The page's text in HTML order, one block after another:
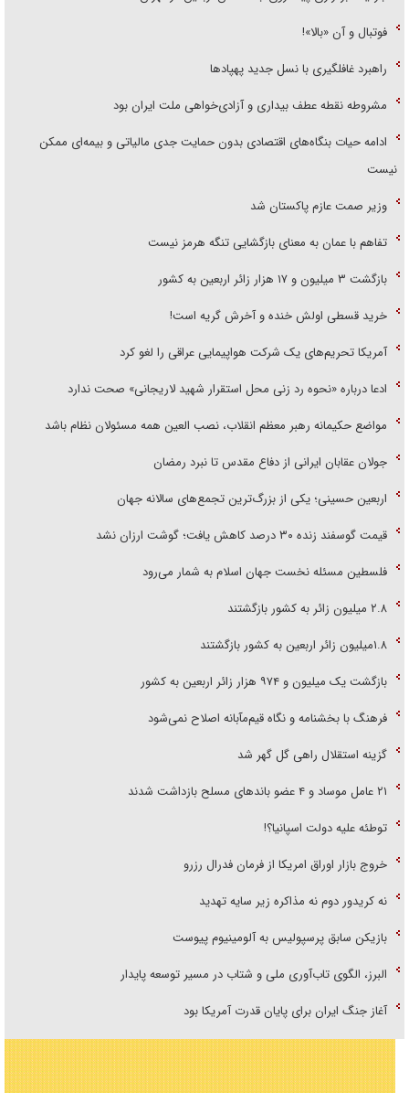
فوتبال و آن «بالا»!
راهبرد غافلگیری با نسل جدید پهپاد‌ها
مشروطه نقطه عطف بیداری و آزادی‌خواهی ملت ایران بود
ادامه حیات بنگاه‌های اقتصادی بدون حمایت جدی مالیاتی و بیمه‌ای ممکن
نیست
وزیر صمت عازم پاکستان شد
تفاهم با عمان به معنای بازگشایی تنگه هرمز نیست
بازگشت ۳ میلیون و ۱۷ هزار زائر اربعین به کشور
خرید قسطی اولش خنده و آخرش گریه است!
آمریکا تحریم‌های یک شرکت هواپیمایی عراقی را لغو کرد
ادعا درباره «نحوه رد زنی محل استقرار شهید لاریجانی» صحت ندارد
مواضع حکیمانه رهبر معظم انقلاب، نصب العین همه مسئولان نظام باشد
جولان عقابان ایرانی از دفاع مقدس تا نبرد رمضان
اربعین حسینی؛ یکی از بزرگ‌ترین تجمع‌های سالانه جهان
قیمت گوسفند زنده ۳۰ درصد کاهش یافت؛ گوشت ارزان نشد
فلسطین مسئله نخست جهان اسلام به شمار می‌رود
۲.۸ میلیون زائر به کشور بازگشتند
۱.۸میلیون زائر اربعین به کشور بازگشتند
بازگشت یک میلیون و ۹۷۴ هزار زائر اربعین به کشور
فرهنگ با بخشنامه و نگاه قیم‌مآبانه اصلاح نمی‌شود
گزینه استقلال راهی گل گهر شد
۲۱ عامل موساد و ۴ عضو باند‌های مسلح بازداشت شدند
توطئه علیه دولت اسپانیا؟!
خروج بازار اوراق امریکا از فرمان فدرال رزرو
نه کریدور دوم نه مذاکره زیر سایه تهدید
بازیکن سابق پرسپولیس به آلومینیوم پیوست
البرز، الگوی تاب‌آوری ملی و شتاب در مسیر توسعه پایدار
آغاز جنگ ایران برای پایان قدرت آمریکا بود